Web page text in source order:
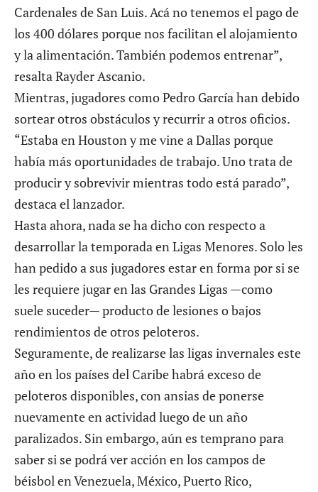
Cardenales de San Luis. Acá no tenemos el pago de
los 400 dólares porque nos facilitan el alojamiento
y la alimentación. También podemos entrenar”,
resalta Rayder Ascanio.
Mientras, jugadores como Pedro García han debido
sortear otros obstáculos y recurrir a otros oficios.
“Estaba en Houston y me vine a Dallas porque
había más oportunidades de trabajo. Uno trata de
producir y sobrevivir mientras todo está parado”,
destaca el lanzador.
Hasta ahora, nada se ha dicho con respecto a
desarrollar la temporada en Ligas Menores. Solo les
han pedido a sus jugadores estar en forma por si se
les requiere jugar en las Grandes Ligas —como
suele suceder— producto de lesiones o bajos
rendimientos de otros peloteros.
Seguramente, de realizarse las ligas invernales este
año en los países del Caribe habrá exceso de
peloteros disponibles, con ansias de ponerse
nuevamente en actividad luego de un año
paralizados. Sin embargo, aún es temprano para
saber si se podrá ver acción en los campos de
béisbol en Venezuela, México, Puerto Rico,